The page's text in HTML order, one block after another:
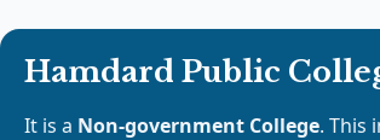
Hamdard Public
It is a Non-government College. This